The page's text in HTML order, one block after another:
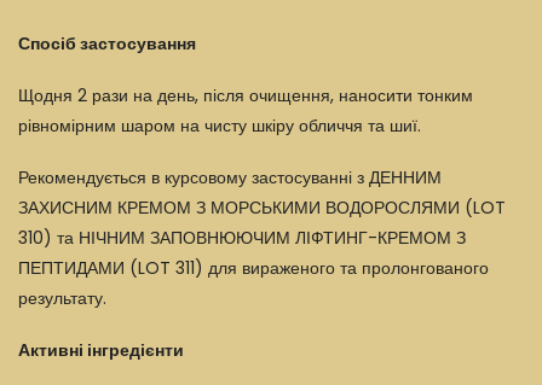
Спосіб застосування
Щодня 2 рази на день, після очищення, наносити тонким
рівномірним шаром на чисту шкіру обличчя та шиї.
Рекомендується в курсовому застосуванні з ДЕННИМ
ЗАХИСНИМ КРЕМОМ З МОРСЬКИМИ ВОДОРОСЛЯМИ (LOT
310) та НІЧНИМ ЗАПОВНЮЮЧИМ ЛІФТИНГ-КРЕМОМ З
ПЕПТИДАМИ (LOT 311) для вираженого та пролонгованого
результату.
Активні інгредієнти